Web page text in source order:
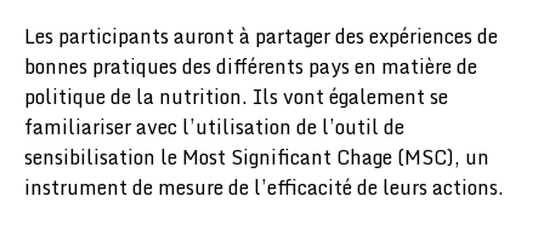
Les participants auront à partager des expériences de
bonnes pratiques des différents pays en matière de
politique de la nutrition. Ils vont également se
familiariser avec l’utilisation de l’outil de
sensibilisation le Most Significant Chage (MSC), un
instrument de mesure de l’efficacité de leurs actions.